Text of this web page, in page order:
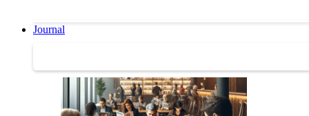
Journal